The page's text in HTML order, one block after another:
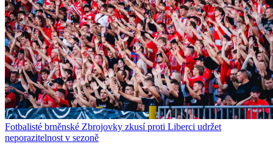
Fotbalisté brněnské Zbrojovky zkusí proti Liberci udržet
neporazitelnost v sezoně